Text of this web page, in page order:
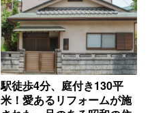
駅徒歩4分、庭付き130平
米！愛あるリフォームが施